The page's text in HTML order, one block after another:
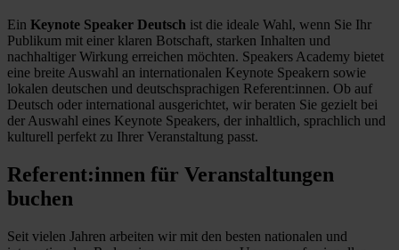
Ein Keynote Speaker Deutsch ist die ideale Wahl, wenn Sie Ihr
Publikum mit einer klaren Botschaft, starken Inhalten und
nachhaltiger Wirkung erreichen möchten. Speakers Academy bietet
eine breite Auswahl an internationalen Keynote Speakern sowie
lokalen deutschen und deutschsprachigen Referent:innen. Ob auf
Deutsch oder international ausgerichtet, wir beraten Sie gezielt bei
der Auswahl eines Keynote Speakers, der inhaltlich, sprachlich und
kulturell perfekt zu Ihrer Veranstaltung passt.
Referent:innen für Veranstaltungen
buchen
Seit vielen Jahren arbeiten wir mit den besten nationalen und